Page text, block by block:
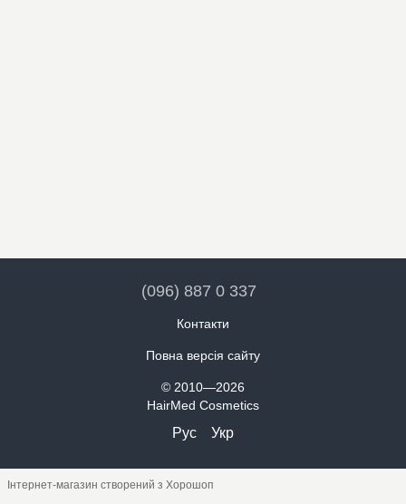
(096) 887 0 337
Контакти
Повна версія сайту
© 2010—2026
HairMed Cosmetics
Рус Укр
Інтернет-магазин створений з Хорошоп